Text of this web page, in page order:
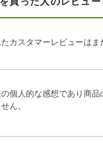
カスタマーレビューはま
個人的な感想であり商品
ん。